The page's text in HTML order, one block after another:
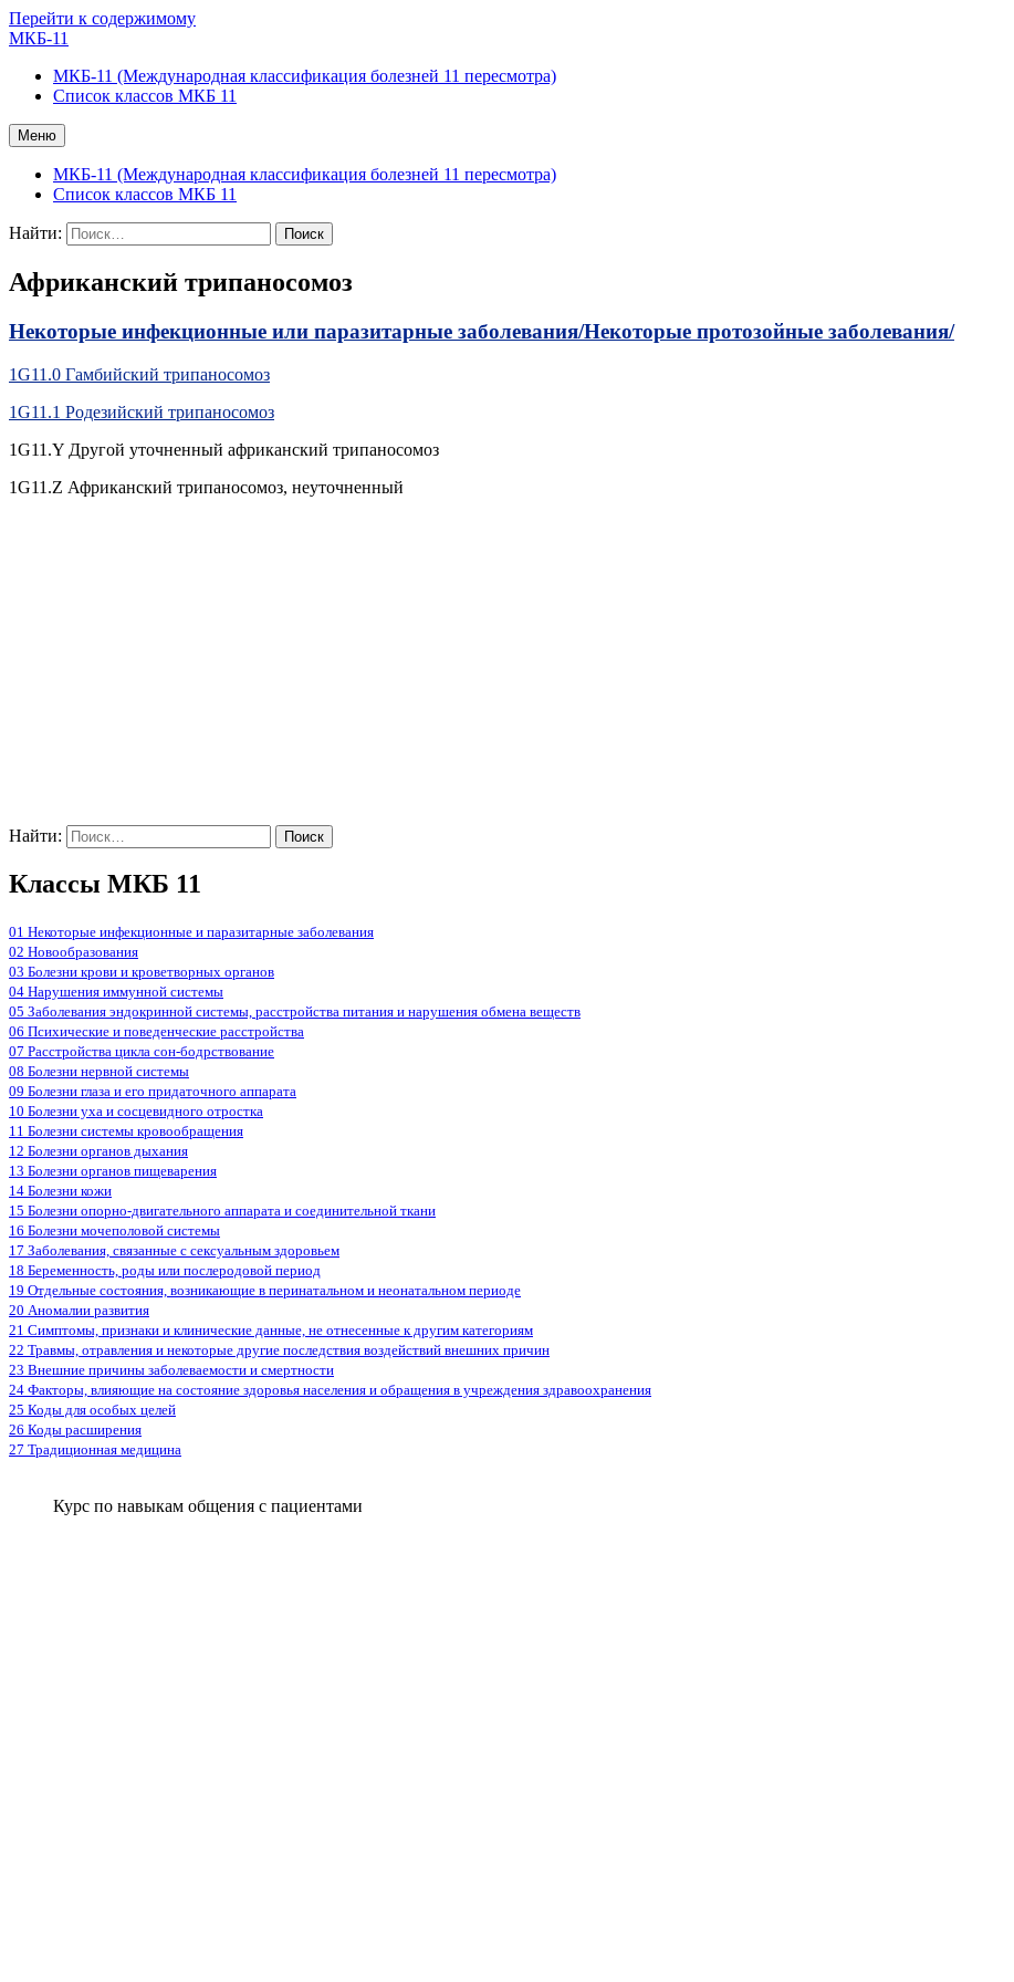
Перейти к содержимому
МКБ-11
МКБ-11 (Международная классификация болезней 11 пересмотра)
Список классов МКБ 11
Меню
МКБ-11 (Международная классификация болезней 11 пересмотра)
Список классов МКБ 11
Найти:
Африканский трипаносомоз
Некоторые инфекционные или паразитарные заболевания/Некоторые протозойные заболевания/
1G11.0 Гамбийский трипаносомоз
1G11.1 Родезийский трипаносомоз
1G11.Y Другой уточненный африканский трипаносомоз
1G11.Z Африканский трипаносомоз, неуточненный
Найти:
Классы МКБ 11
01 Некоторые инфекционные и паразитарные заболевания
02 Новообразования
03 Болезни крови и кроветворных органов
04 Нарушения иммунной системы
05 Заболевания эндокринной системы, расстройства питания и нарушения обмена веществ
06 Психические и поведенческие расстройства
07 Расстройства цикла сон-бодрствование
08 Болезни нервной системы
09 Болезни глаза и его придаточного аппарата
10 Болезни уха и сосцевидного отростка
11 Болезни системы кровообращения
12 Болезни органов дыхания
13 Болезни органов пищеварения
14 Болезни кожи
15 Болезни опорно-двигательного аппарата и соединительной ткани
16 Болезни мочеполовой системы
17 Заболевания, связанные с сексуальным здоровьем
18 Беременность, роды или послеродовой период
19 Отдельные состояния, возникающие в перинатальном и неонатальном периоде
20 Аномалии развития
21 Симптомы, признаки и клинические данные, не отнесенные к другим категориям
22 Травмы, отравления и некоторые другие последствия воздействий внешних причин
23 Внешние причины заболеваемости и смертности
24 Факторы, влияющие на состояние здоровья населения и обращения в учреждения здравоохранения
25 Коды для особых целей
26 Коды расширения
27 Традиционная медицина
Курс по навыкам общения с пациентами